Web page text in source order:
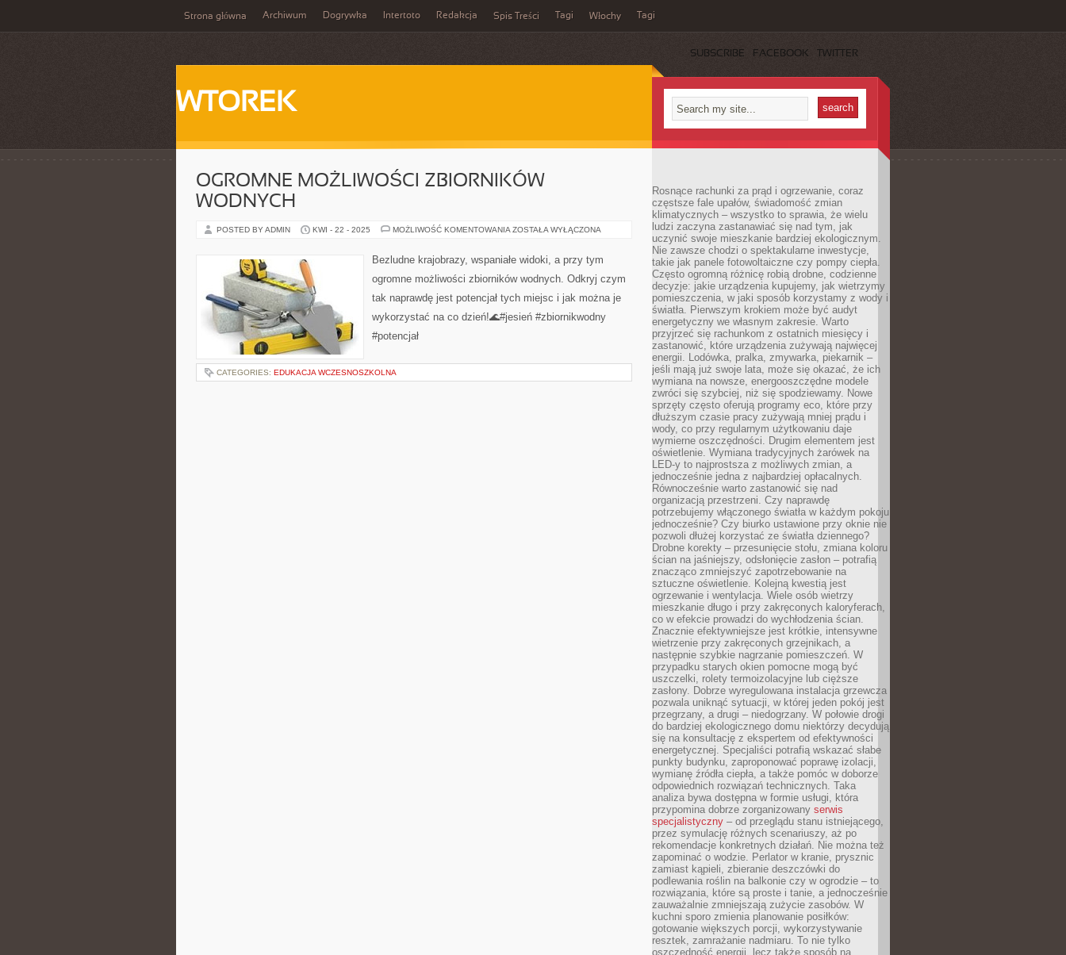
Strona główna Archiwum Dogrywka Intertoto Redakcja Spis Treści Tagi Włochy Tagi
SUBSCRIBE FACEBOOK TWITTER
WTOREK
OGROMNE MOŻLIWOŚCI ZBIORNIKÓW
WODNYCH
POSTED BY ADMIN KWI - 22 - 2025 MOŻLIWOŚĆ KOMENTOWANIA OGROMNE
WODNYCH
ZOSTAŁA WYŁĄCZONA
Bezludne krajobrazy, wspaniałe widoki, a przy tym
ogromne możliwości zbiorników wodnych. Odkryj czym
tak naprawdę jest potencjał tych miejsc i jak można je
wykorzystać na co dzień!🌊#jesień #zbiornikwodny
#potencjał
CATEGORIES: EDUKACJA WCZESNOSZKOLNA
Rosnące rachunki za prąd i ogrzewanie, coraz
częstsze fale upałów, świadomość zmian
klimatycznych – wszystko to sprawia, że wielu
ludzi zaczyna zastanawiać się nad tym, jak
uczynić swoje mieszkanie bardziej ekologicznym.
Nie zawsze chodzi o spektakularne inwestycje,
takie jak panele fotowoltaiczne czy pompy ciepła.
Często ogromną różnicę robią drobne, codzienne
decyzje: jakie urządzenia kupujemy, jak wietrzymy
pomieszczenia, w jaki sposób korzystamy z wody i
światła. Pierwszym krokiem może być audyt
energetyczny we własnym zakresie. Warto
przyjrzeć się rachunkom z ostatnich miesięcy i
zastanowić, które urządzenia zużywają najwięcej
energii. Lodówka, pralka, zmywarka, piekarnik –
jeśli mają już swoje lata, może się okazać, że ich
wymiana na nowsze, energooszczędne modele
zwróci się szybciej, niż się spodziewamy. Nowe
sprzęty często oferują programy eco, które przy
dłuższym czasie pracy zużywają mniej prądu i
wody, co przy regularnym użytkowaniu daje
wymierne oszczędności. Drugim elementem jest
oświetlenie. Wymiana tradycyjnych żarówek na
LED-y to najprostsza z możliwych zmian, a
jednocześnie jedna z najbardziej opłacalnych.
Równocześnie warto zastanowić się nad
organizacją przestrzeni. Czy naprawdę
potrzebujemy włączonego światła w każdym pokoju
jednocześnie? Czy biurko ustawione przy oknie nie
pozwoli dłużej korzystać ze światła dziennego?
Drobne korekty – przesunięcie stołu, zmiana koloru
ścian na jaśniejszy, odsłonięcie zasłon – potrafią
znacząco zmniejszyć zapotrzebowanie na
sztuczne oświetlenie. Kolejną kwestią jest
ogrzewanie i wentylacja. Wiele osób wietrzy
mieszkanie długo i przy zakręconych kaloryferach,
co w efekcie prowadzi do wychłodzenia ścian.
Znacznie efektywniejsze jest krótkie, intensywne
wietrzenie przy zakręconych grzejnikach, a
następnie szybkie nagrzanie pomieszczeń. W
przypadku starych okien pomocne mogą być
uszczelki, rolety termoizolacyjne lub cięższe
zasłony. Dobrze wyregulowana instalacja grzewcza
pozwala uniknąć sytuacji, w której jeden pokój jest
przegrzany, a drugi – niedogrzany. W połowie drogi
do bardziej ekologicznego domu niektórzy decydują
się na konsultację z ekspertem od efektywności
energetycznej. Specjaliści potrafią wskazać słabe
punkty budynku, zaproponować poprawę izolacji,
wymianę źródła ciepła, a także pomóc w doborze
odpowiednich rozwiązań technicznych. Taka
analiza bywa dostępna w formie usługi, która
przypomina dobrze zorganizowany serwis
specjalistyczny – od przeglądu stanu istniejącego,
przez symulację różnych scenariuszy, aż po
rekomendacje konkretnych działań. Nie można też
zapominać o wodzie. Perlator w kranie, prysznic
zamiast kąpieli, zbieranie deszczówki do
podlewania roślin na balkonie czy w ogrodzie – to
rozwiązania, które są proste i tanie, a jednocześnie
zauważalnie zmniejszają zużycie zasobów. W
kuchni sporo zmienia planowanie posiłków:
gotowanie większych porcji, wykorzystywanie
resztek, zamrażanie nadmiaru. To nie tylko
oszczędność energii, lecz także sposób na